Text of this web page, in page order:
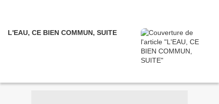
L'EAU, CE BIEN COMMUN, SUITE